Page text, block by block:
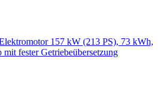
157 kW (213 PS), 73 kWh,
fester Getriebeübersetzung